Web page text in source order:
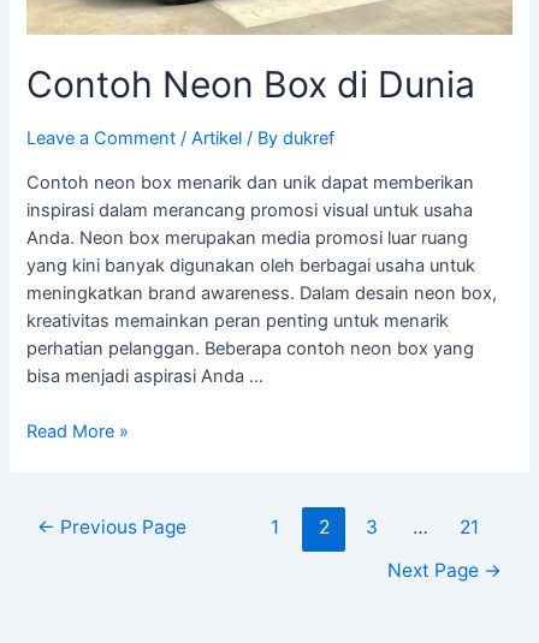
Contoh Neon Box di Dunia
Leave a Comment /Artikel / Bydukref
Contoh neon box menarik dan unik dapat memberikan
inspirasi dalam merancang promosi visual untuk usaha
Anda. Neon box merupakan media promosi luar ruang
yang kini banyak digunakan oleh berbagai usaha untuk
meningkatkan brand awareness. Dalam desain neon box,
kreativitas memainkan peran penting untuk menarik
perhatian pelanggan. Beberapa contoh neon box yang
bisa menjadi aspirasi Anda …
Read More »
← Previous Page 1 2 3 …
21
Next Page →